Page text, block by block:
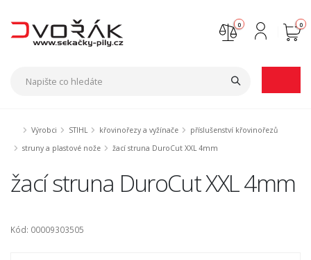
0
0
Výrobci STIHL křovinořezy a vyžínače
příslušenství křovinořezů
struny a plastové nože
žací struna DuroCut XXL 4mm
žací struna DuroCut XXL 4mm
Kód: 00009303505